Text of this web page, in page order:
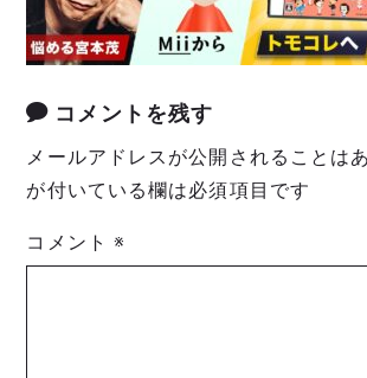
コメントを残す
メールアドレスが公開されることは
が付いている欄は必須項目です
コメント※